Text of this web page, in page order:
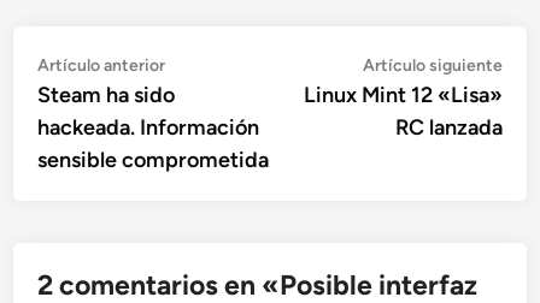
Navegación
de
entradas
Artículo anteriorArtículo
anterior:
Steam ha sido
hackeada. Información
sensible comprometida
Artículo siguiente
Linux Mint 12 «Lisa»
RC lanzada
2 comentarios en «Posible interfaz